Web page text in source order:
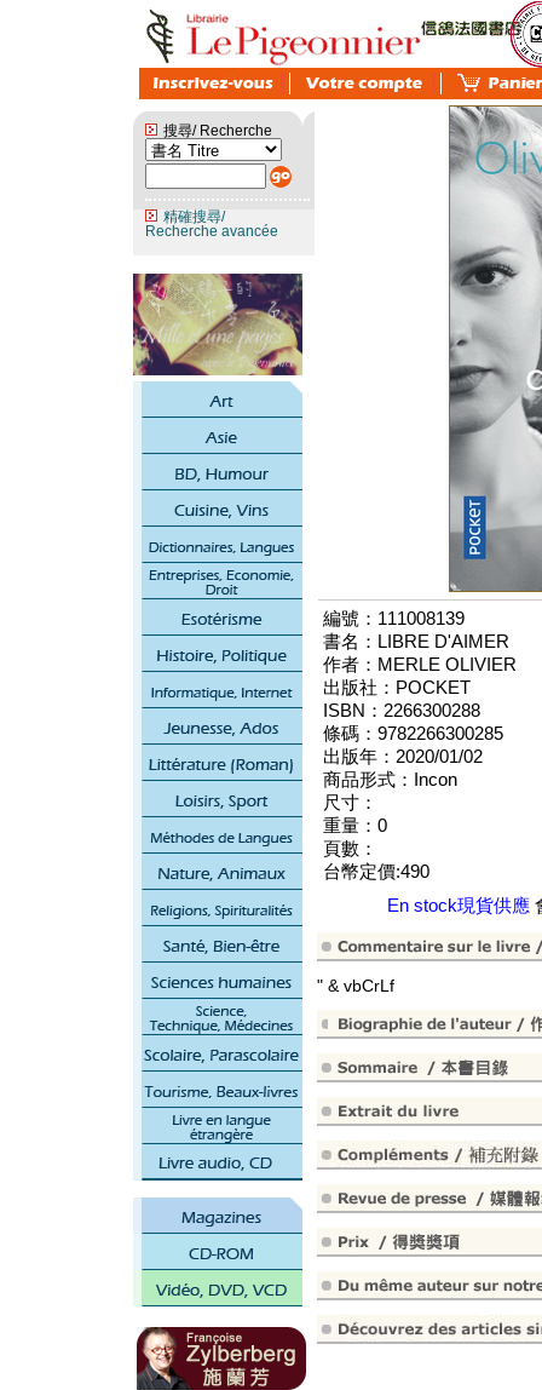
搜尋/ Recherche
精確搜尋/
Recherche avancée
編號：111008139
書名：LIBRE D'AIMER
作者：MERLE OLIVIER
出版社：POCKET
ISBN：2266300288
條碼：9782266300285
出版年：2020/01/02
商品形式：Incon
尺寸：
重量：0
頁數：
台幣定價:490
En stock現貨供應
" & vbCrLf